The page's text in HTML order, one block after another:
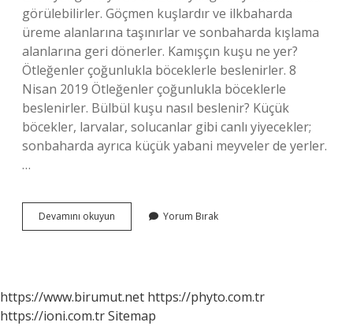
görülebilirler. Göçmen kuşlardır ve ilkbaharda
üreme alanlarına taşınırlar ve sonbaharda kışlama
alanlarına geri dönerler. Kamışçın kuşu ne yer?
Ötleğenler çoğunlukla böceklerle beslenirler. 8
Nisan 2019 Ötleğenler çoğunlukla böceklerle
beslenirler. Bülbül kuşu nasıl beslenir? Küçük
böcekler, larvalar, solucanlar gibi canlı yiyecekler;
sonbaharda ayrıca küçük yabani meyveler de yerler.
…
Devamını okuyun
Kuşu
Yorum Bırak
https://www.birumut.net https://phyto.com.tr
https://ioni.com.trSitemap